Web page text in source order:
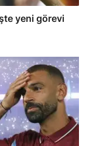
yeni görevi